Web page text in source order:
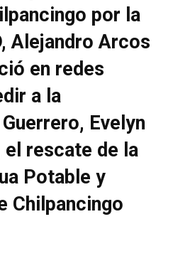
por la
Alejandro Arcos
en redes
a la
Evelyn
el rescate de la
Potable y
Chilpancingo